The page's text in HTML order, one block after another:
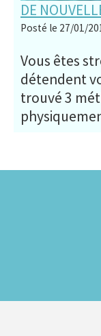
DE
Posté le 27/01/
Vous êtes
détendent
trouvé 3